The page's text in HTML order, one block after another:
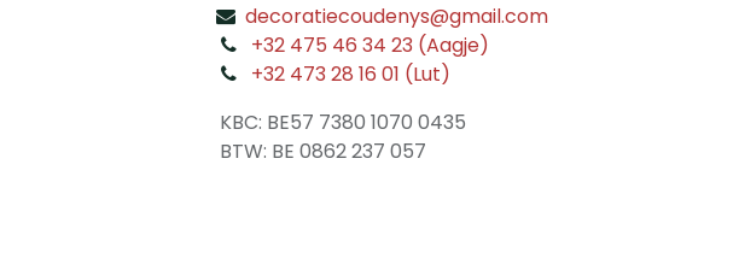
decoratiecoudenys@gmail.com
+32 475 46 34 23 (Aagje)
+32 473 28 16 01 (Lut)
KBC: BE57 7380 1070 0435
​ BTW: BE 0862 237 057